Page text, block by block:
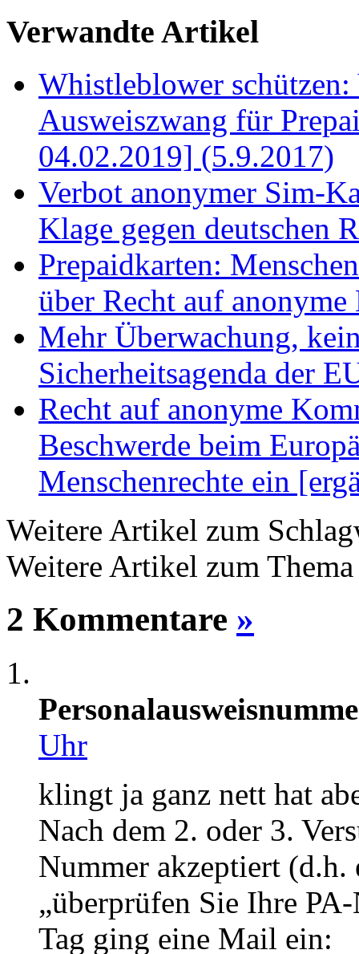
Verwandte Artikel
Whistleblower schützen:
Ausweiszwang für
04.02.2019] (5.9.2017)
Verbot anonymer Sim-
Klage gegen deutschen
Prepaidkarten:
über Recht auf
Mehr Überwachung,
Sicherheitsagenda der
Recht auf anonyme
Beschwerde beim
Menschenrechte ein
Weitere Artikel zum
Weitere Artikel zum
2 Kommentare »
Uhr
klingt ja ganz nett hat
Nach dem 2. oder 3.
Nummer akzeptiert
„überprüfen Sie Ihre
Tag ging eine Mail ein: